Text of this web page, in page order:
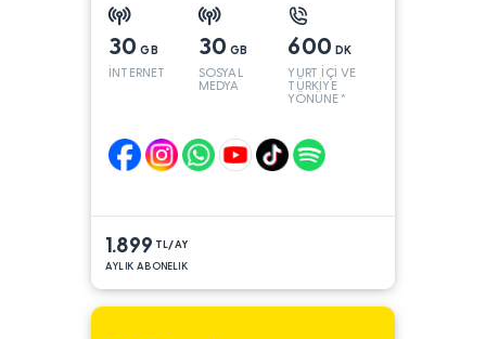
30 GB
İNTERNET
30 GB
SOSYAL
MEDYA
600 DK
YURT İÇİ VE
TÜRKİYE
YÖNÜNE*
1.899 TL/AY
AYLIK ABONELIK